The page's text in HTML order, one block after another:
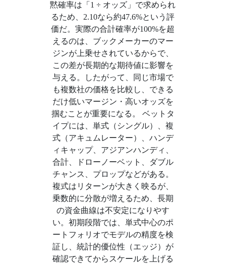
黙確率は「1 ÷ オッズ」で求められ
るため、2.10なら約47.6%という評
価だ。実際の合計確率が100%を超
えるのは、ブックメーカーのマー
ジンが上乗せされているからで、
この差が長期的な期待値に影響を
与える。したがって、同じ市場で
も複数社の価格を比較し、できる
だけ低いマージン・高いオッズを
掴むことが重要になる。 ベットタ
イプには、単式（シングル）、複
式（アキュムレーター）、ハンデ
ィキャップ、アジアンハンディ、
合計、ドローノーベット、ダブル
チャンス、プロップなどがある。
複式はリターンが大きく映るが、
乗数的に分散が増えるため、長期
の資金曲線は不安定になりやす
い。初期段階では、単式中心のポ
ートフォリオでモデルの精度を検
証し、統計的優位性（エッジ）が
確認できてからスケールを上げる